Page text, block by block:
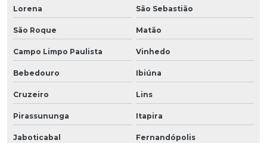
Lorena São Sebastião
São Roque Matão
Campo Limpo Paulista Vinhedo
Bebedouro Ibiúna
Cruzeiro Lins
Pirassununga Itapira
Jaboticabal Fernandópolis